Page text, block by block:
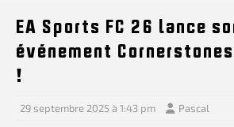
EA Sports FC 26 lance
événement
!
29 septembre 2025 à 1:43 pm Pascal